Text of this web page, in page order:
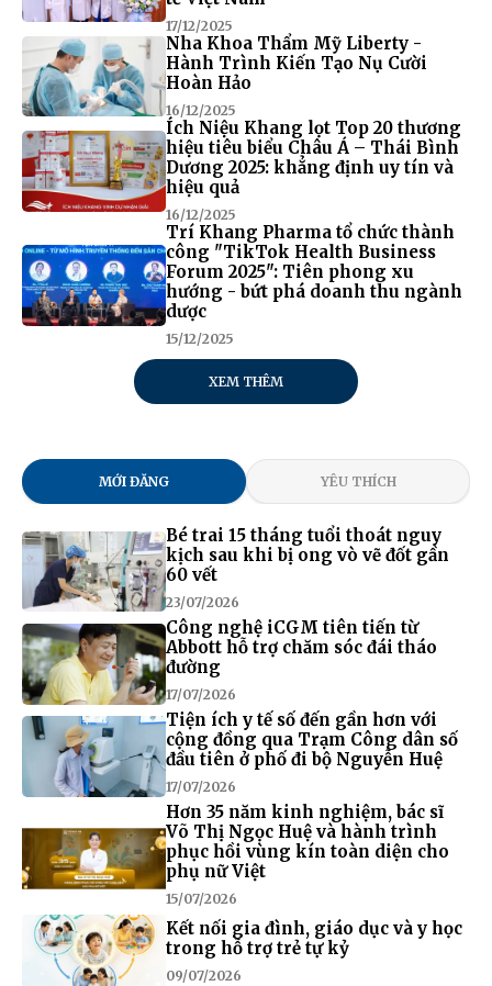
17/12/2025
Nha Khoa Thẩm Mỹ Liberty -
Hành Trình Kiến Tạo Nụ Cười
Hoàn Hảo
16/12/2025
Ích Niệu Khang lọt Top 20 thương
hiệu tiêu biểu Châu Á – Thái Bình
Dương 2025: khẳng định uy tín và
hiệu quả
16/12/2025
Trí Khang Pharma tổ chức thành
công "TikTok Health Business
Forum 2025": Tiên phong xu
hướng - bứt phá doanh thu ngành
dược
15/12/2025
XEM THÊM
MỚI ĐĂNG YÊU THÍCH
Bé trai 15 tháng tuổi thoát nguy
kịch sau khi bị ong vò vẽ đốt gần
60 vết
23/07/2026
Công nghệ iCGM tiên tiến từ
Abbott hỗ trợ chăm sóc đái tháo
đường
17/07/2026
Tiện ích y tế số đến gần hơn với
cộng đồng qua Trạm Công dân số
đầu tiên ở phố đi bộ Nguyễn Huệ
17/07/2026
Hơn 35 năm kinh nghiệm, bác sĩ
Võ Thị Ngọc Huệ và hành trình
phục hồi vùng kín toàn diện cho
phụ nữ Việt
15/07/2026
Kết nối gia đình, giáo dục và y học
trong hỗ trợ trẻ tự kỷ
09/07/2026